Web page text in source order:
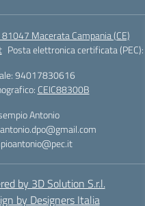
Macerata Campania (CE)
Posta elettronica certificata (PEC):
94017830616
CEIC88300B
Antonio
by 3D Solution S.r.l.
by Designers Italia